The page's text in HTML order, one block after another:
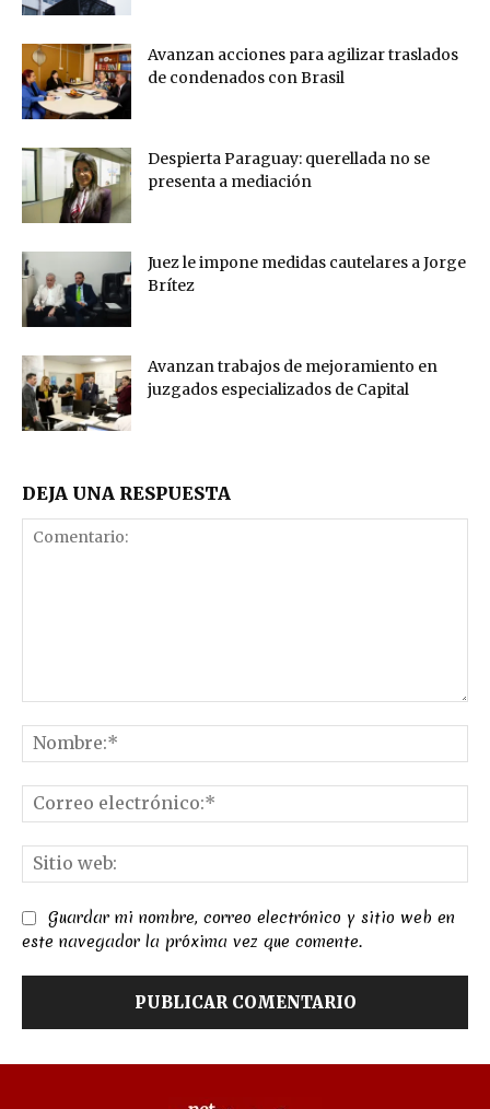
Avanzan acciones para agilizar traslados
de condenados con Brasil
Despierta Paraguay: querellada no se
presenta a mediación
Juez le impone medidas cautelares a Jorge
Brítez
Avanzan trabajos de mejoramiento en
juzgados especializados de Capital
DEJA UNA RESPUESTA
Guardar mi nombre, correo electrónico y sitio web en
este navegador la próxima vez que comente.